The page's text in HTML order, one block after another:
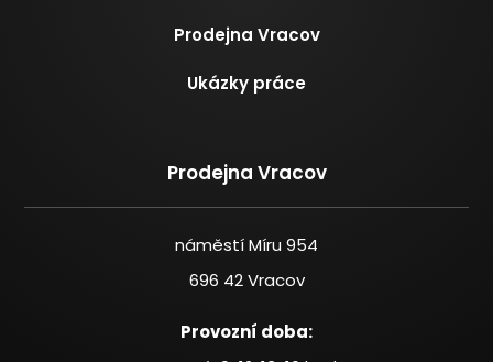
Prodejna Vracov
Ukázky práce
Prodejna Vracov
náměstí Míru 954
696 42 Vracov
Provozní doba: